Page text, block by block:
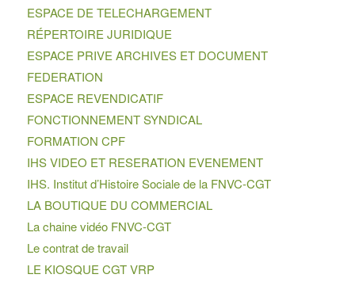
ESPACE DE TELECHARGEMENT
RÉPERTOIRE JURIDIQUE
ESPACE PRIVE ARCHIVES ET DOCUMENT
FEDERATION
ESPACE REVENDICATIF
FONCTIONNEMENT SYNDICAL
FORMATION CPF
IHS VIDEO ET RESERATION EVENEMENT
IHS. Institut d’Histoire Sociale de la FNVC-CGT
LA BOUTIQUE DU COMMERCIAL
La chaine vidéo FNVC-CGT
Le contrat de travail
LE KIOSQUE CGT VRP